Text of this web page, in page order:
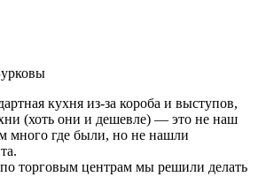
кухня из-за короба и выступов,
(хоть они и дешевле) — это не наш
много где были, но не нашли
торговым центрам мы решили делать